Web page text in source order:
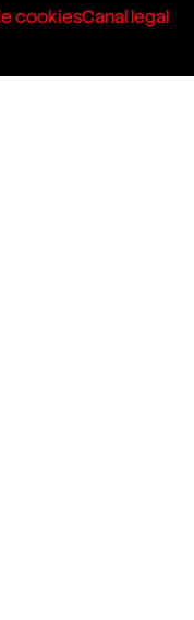
cookiesCanal legal